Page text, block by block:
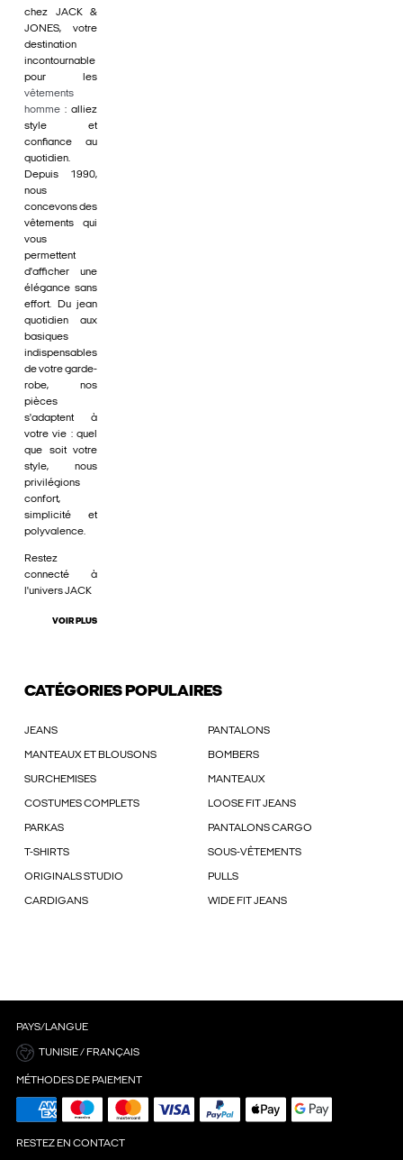
chez JACK &
JONES, votre
destination
incontournable
pour les
vêtements
homme : alliez
style et
confiance au
quotidien.
Depuis 1990,
nous
concevons des
vêtements qui
vous
permettent
d'afficher une
élégance sans
effort. Du jean
quotidien aux
basiques
indispensables
de votre garde-
robe, nos
pièces
s'adaptent à
votre vie : quel
que soit votre
style, nous
privilégions
confort,
simplicité et
polyvalence.
Restez
connecté à
l'univers JACK
VOIR PLUS
CATÉGORIES POPULAIRES
JEANS PANTALONS
MANTEAUX ET BLOUSONS BOMBERS
SURCHEMISES MANTEAUX
COSTUMES COMPLETS LOOSE FIT JEANS
PARKAS PANTALONS CARGO
T-SHIRTS SOUS-VÊTEMENTS
ORIGINALS STUDIO PULLS
CARDIGANS WIDE FIT JEANS
PAYS/LANGUE
TUNISIE / FRANÇAIS
MÉTHODES DE PAIEMENT
RESTEZ EN CONTACT